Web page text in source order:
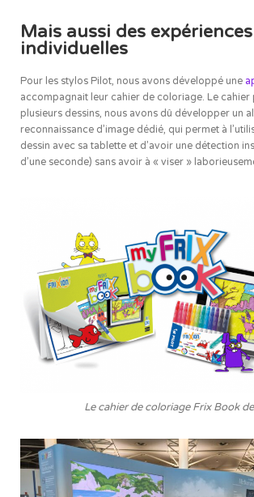
Mais aussi des expériences
individuelles
Pour les stylos Pilot, nous avons développé une
accompagnait leur cahier de coloriage. Le
plusieurs dessins, nous avons dû développer un
reconnaissance d’image dédié, qui permet à
dessin avec sa tablette et d’avoir une détection
d’une seconde) sans avoir à « viser »
Le cahier de coloriage Frix Book